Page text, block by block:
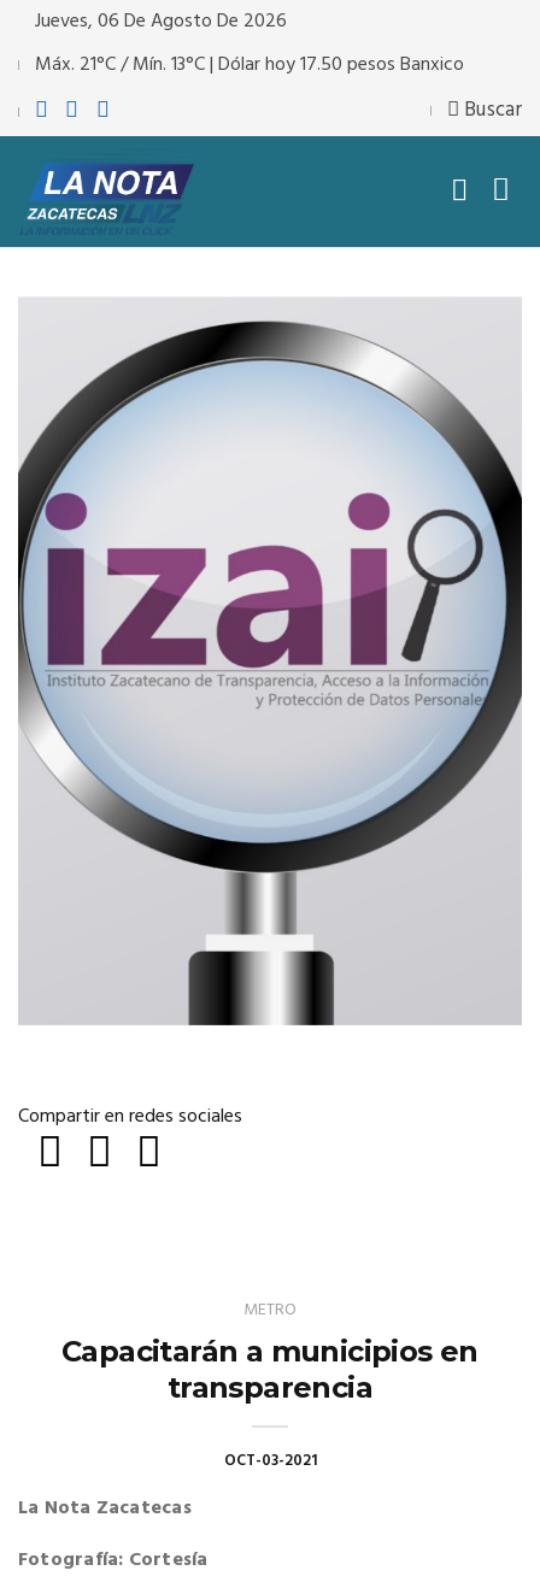
Jueves, 06 De Agosto De 2026
Máx. 21°C / Mín. 13°C | Dólar hoy 17.50 pesos Banxico
Buscar
Compartir en redes sociales
METRO
Capacitarán a municipios en
transparencia
OCT-03-2021
La Nota Zacatecas
Fotografía: Cortesía